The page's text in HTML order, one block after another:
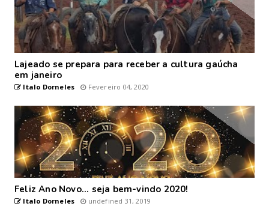
Lajeado se prepara para receber a cultura gaúcha
em janeiro
Italo Dorneles Fevereiro 04, 2020
Feliz Ano Novo... seja bem-vindo 2020!
Italo Dorneles undefined 31, 2019